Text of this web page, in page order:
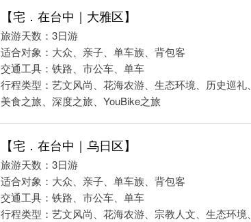
【宅．在台中｜大雅区】
旅游天数：3日游
适合对象：大众、亲子、单车族、背包客
交通工具：铁路、市公车、单车
行程类型：艺文风尚、花海农游、生态环境、历史巡礼、
美食之旅、深度之旅、YouBike之旅
【宅．在台中｜乌日区】
旅游天数：3日游
适合对象：大众、亲子、单车族、背包客
交通工具：铁路、市公车、单车
行程类型：艺文风尚、花海农游、宗教人文、生态环境、